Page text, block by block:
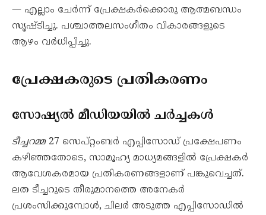
— എല്ലാം ചേർന്ന് പ്രേക്ഷകർക്കൊരു ആത്മബന്ധം
സൃഷ്ടിച്ചു. പശ്ചാത്തലസംഗീതം വികാരങ്ങളുടെ
ആഴം വർധിപ്പിച്ചു.
പ്രേക്ഷകരുടെ പ്രതികരണം
സോഷ്യൽ മീഡിയയിൽ ചർച്ചകൾ
ടീച്ചറമ്മ27 സെപ്റ്റംബർ എപ്പിസോഡ് പ്രക്ഷേപണം
കഴിഞ്ഞതോടെ, സാമൂഹ്യ മാധ്യമങ്ങളിൽ പ്രേക്ഷകർ
ആവേശകരമായ പ്രതികരണങ്ങളാണ് പങ്കുവെച്ചത്.
ലത ടീച്ചറുടെ തീരുമാനത്തെ അനേകർ
പ്രശംസിക്കുമ്പോൾ, ചിലർ അടുത്ത എപ്പിസോഡിൽ